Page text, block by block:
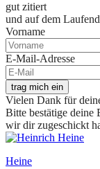
gut zitiert
und auf dem
Vorname
E-Mail-Adresse
trag mich ein
Vielen Dank für
Bitte bestätige
wir dir zugeschickt
Heine